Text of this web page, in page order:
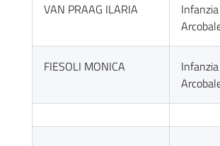
VAN PRAAG ILARIA
Infanzia
FIESOLI MONICA
Infanzia